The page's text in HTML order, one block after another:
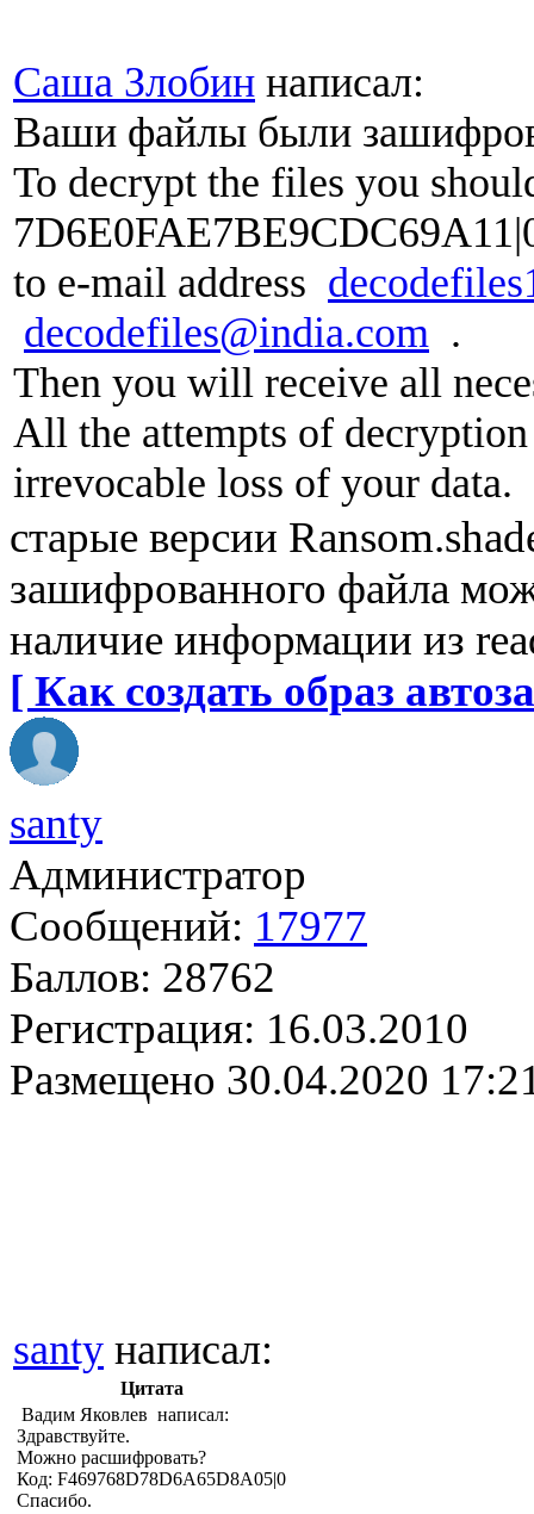
Саша Злобин написал:
Ваши файлы были
To decrypt the files you
to e-mail address
decodefiles@india.com .
Then you will receive all
All the attempts of
irrevocable loss of your data.
старые версии
зашифрованного файла
наличие информации из
[ Как создать образ
santy
Администратор
Сообщений: 17977
Баллов: 28762
Регистрация: 16.03.2010
Размещено 30.04.2020
santy написал:
Цитата
Вадим Яковлев написал:
Здравствуйте.
Можно расшифровать?
Код: F469768D78D6A65D8A05|0
Спасибо.